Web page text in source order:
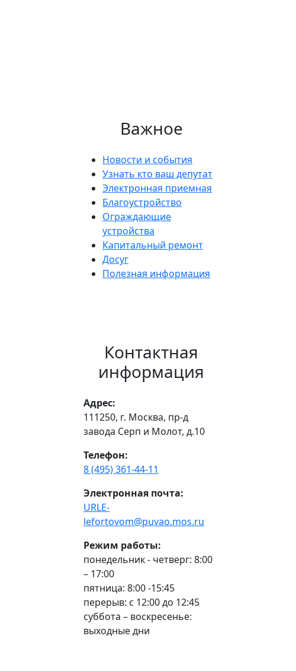
Важное
Новости и события
Узнать кто ваш депутат
Электронная приемная
Благоустройство
Ограждающие
устройства
Капитальный ремонт
Досуг
Полезная информация
Контактная
информация
Адрес:
111250, г. Москва, пр-д
завода Серп и Молот, д.10
Телефон:
8 (495) 361-44-11
Электронная почта:
URLE-
lefortovom@puvao.mos.ru
Режим работы:
понедельник - четверг: 8:00
– 17:00
пятница: 8:00 -15:45
перерыв: с 12:00 до 12:45
суббота – воскресенье:
выходные дни